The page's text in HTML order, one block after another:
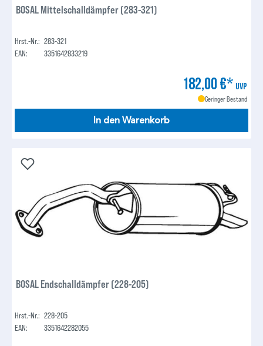
BOSAL Mittelschalldämpfer (283-321)
Hrst.-Nr.: 283-321
EAN:
3351642833219
182,00 €* UVP
Geringer Bestand
In den Warenkorb
BOSAL Endschalldämpfer (228-205)
Hrst.-Nr.: 228-205
EAN:
3351642282055